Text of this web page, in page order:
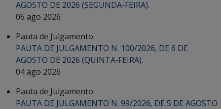
AGOSTO DE 2026 (SEGUNDA-FEIRA).
06 ago 2026
Pauta de Julgamento
PAUTA DE JULGAMENTO N. 100/2026, DE 6 DE
AGOSTO DE 2026 (QUINTA-FEIRA).
04 ago 2026
Pauta de Julgamento
PAUTA DE JULGAMENTO N. 99/2026, DE 5 DE AGOSTO